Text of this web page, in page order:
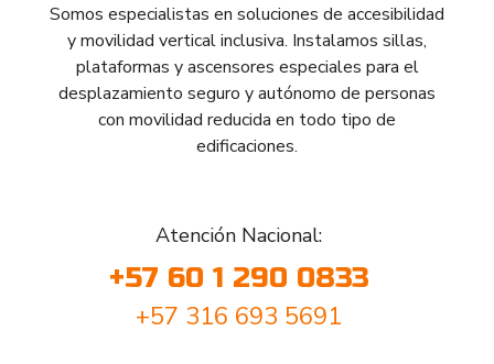
Somos especialistas en soluciones de accesibilidad
y movilidad vertical inclusiva. Instalamos sillas,
plataformas y ascensores especiales para el
desplazamiento seguro y autónomo de personas
con movilidad reducida en todo tipo de
edificaciones.
Atención Nacional:
+57 60 1 290 0833
+57 316 693 5691